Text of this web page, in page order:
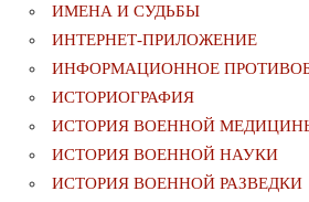
ИМЕНА И СУДЬБЫ
ИНТЕРНЕТ-ПРИЛОЖЕНИЕ
ИНФОРМАЦИОННОЕ
ИСТОРИОГРАФИЯ
ИСТОРИЯ ВОЕННОЙ
ИСТОРИЯ ВОЕННОЙ НАУКИ
ИСТОРИЯ ВОЕННОЙ РАЗВЕДКИ